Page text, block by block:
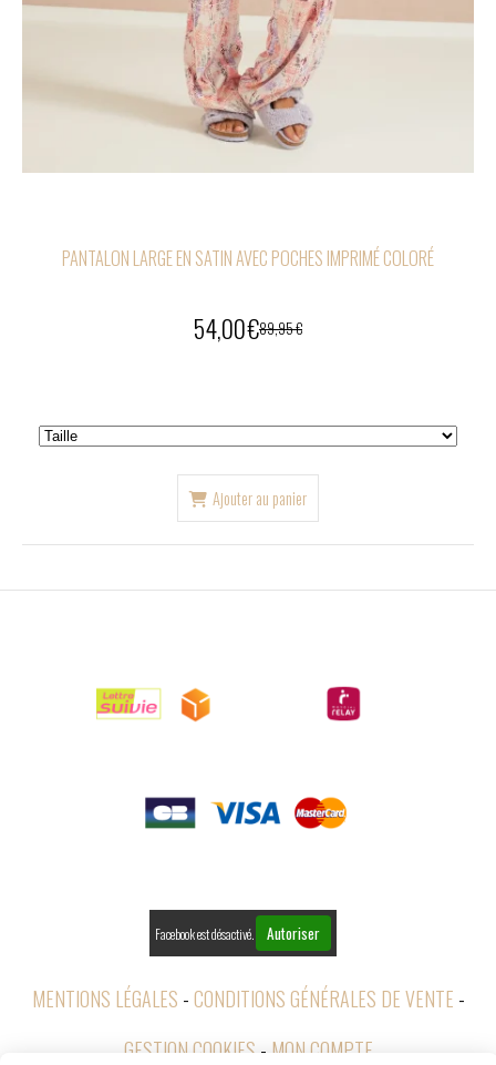
PANTALON LARGE EN SATIN AVEC POCHES IMPRIMÉ COLORÉ
54,00€89,95€
Ajouter au panier
Facebook est désactivé. Autoriser
MENTIONS LÉGALES CONDITIONS GÉNÉRALES DE VENTE
GESTION COOKIES
MON COMPTE